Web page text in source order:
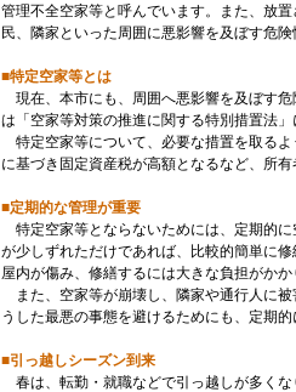
管理不全空家等と呼んでいます。また、放
民、隣家といった周囲に悪影響を及ぼす危
■特定空家等とは
現在、本市にも、周囲へ悪影響を及ぼす
は「空家等対策の推進に関する特別措置法
特定空家等について、必要な措置を取る
に基づき固定資産税が高額となるなど、所
■定期的な管理が重要
特定空家等とならないためには、定期的
が少しずれただけであれば、比較的簡単に
屋内が傷み、修繕するには大きな負担がか
また、空家等が崩壊し、隣家や通行人に
うした最悪の事態を避けるためにも、定期
■引っ越しシーズン到来
春は、転勤・就職などで引っ越しが多く